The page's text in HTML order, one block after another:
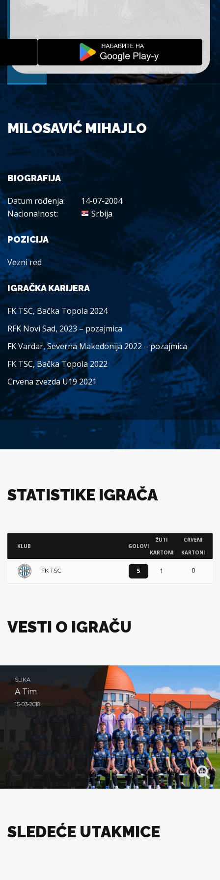
MILOSAVIĆ MIHAJLO
BIOGRAFIJA
Datum rođenja:
14-07-2004
Nacionalnost:
Srbija
POZICIJA
Vezni red
IGRAČKA KARIJERA
FK TSC, Bačka Topola 2024
RFK Novi Sad, 2023 – pozajmica
FK Vardar, Severna Makedonija 2022 – pozajmica
FK TSC, Bačka Topola 2022
Crvena zvezda U19 2021
STATISTIKE IGRAČA
KLUB GOLOVI
ŽUTI
KARTONI
CRVENI
KARTONI
FK TSC 5 1 0
VESTI O IGRAČU
SLIKA
A Tim
15-03-2018
SLEDEĆE UTAKMICE